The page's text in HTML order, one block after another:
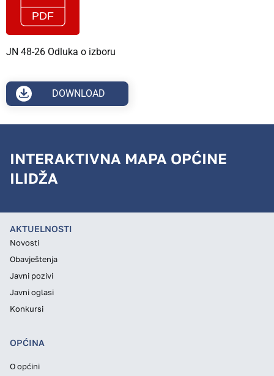
JN 48-26 Odluka o izboru
DOWNLOAD
INTERAKTIVNA MAPA OPĆINE
ILIDŽA
AKTUELNOSTI
Novosti
Obavještenja
Javni pozivi
Javni oglasi
Konkursi
OPĆINA
O općini